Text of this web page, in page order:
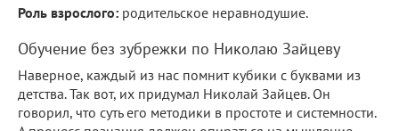
Роль взрослого: родительское неравнодушие.
Обучение без зубрежки по Николаю Зайцеву
Наверное, каждый из нас помнит кубики с буквами из
детства. Так вот, их придумал Николай Зайцев. Он
говорил, что суть его методики в простоте и системности.